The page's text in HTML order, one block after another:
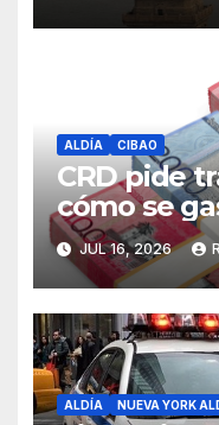
ALDÍA CIBAO
CRD pide
cómo se
Seguro
JUL 16, 2026
ALDÍA NUEVA YORK